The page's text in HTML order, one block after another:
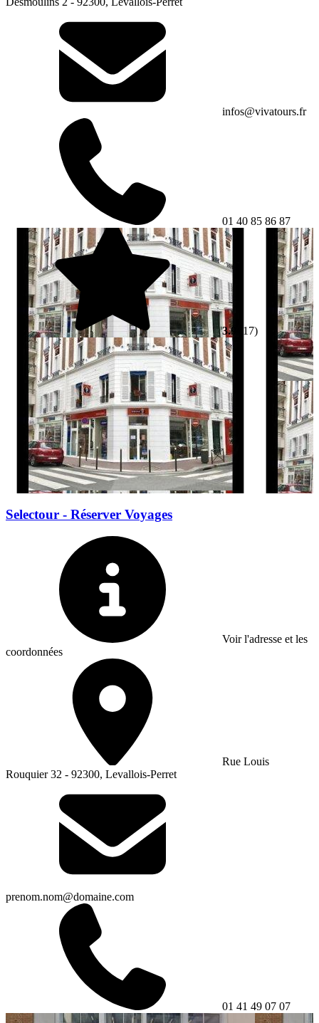
infos@vivatours.fr
01 40 85 86 87
3.9 (17)
Selectour - Réserver Voyages
Voir l'adresse et les
coordonnées
Rue Louis
Rouquier 32 - 92300, Levallois-Perret
prenom.nom@domaine.com
01 41 49 07 07